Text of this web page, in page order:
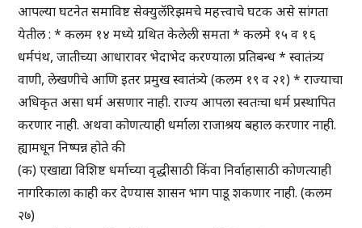
आपल्या घटनेत समाविष्ट सेक्युलॅरिझमचे महत्त्वाचे घटक असे सांगता
येतील : * कलम १४ मध्ये ग्रथित केलेली समता * कलमे १५ व १६
धर्मपंथ, जातीच्या आधारावर भेदाभेद करण्याला प्रतिबन्ध * स्वातंत्र्य
वाणी, लेखणीचे आणि इतर प्रमुख स्वातंत्र्ये (कलम १९ व २१) * राज्याचा
अधिकृत असा धर्म असणार नाही. राज्य आपला स्वतःचा धर्म प्रस्थापित
करणार नाही. अथवा कोणत्याही धर्माला राजाश्रय बहाल करणार नाही.
ह्यामधून निष्पन्न होते की
(क) एखाद्या विशिष्ट धर्माच्या वृद्धीसाठी किंवा निर्वाहासाठी कोणत्याही
नागरिकाला काही कर देण्यास शासन भाग पाडू शकणार नाही. (कलम
२७)